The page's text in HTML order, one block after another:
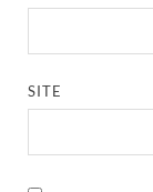
SITE